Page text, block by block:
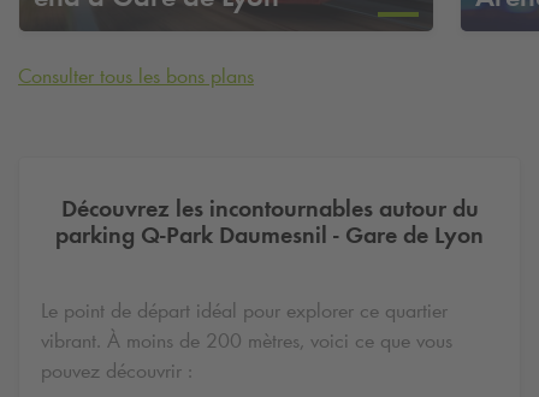
Consulter tous les bons plans
Découvrez les incontournables autour du
parking Q-Park Daumesnil - Gare de Lyon
Le point de départ idéal pour explorer ce quartier
vibrant. À moins de 200 mètres, voici ce que vous
pouvez découvrir :